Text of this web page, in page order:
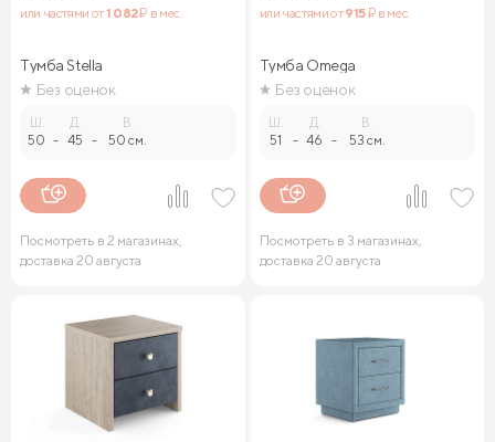
или частями от1 082₽ в мес.
Тумба Stella
Без оценок
50 -
Д.
45 -
В.
50 см.
Посмотреть в 2 магазинах,
доставка 20 августа
или частями от915₽ в мес.
Тумба Omega
Без оценок
51 -
Д.
46 -
В.
53 см.
Посмотреть в 3 магазинах,
доставка 20 августа